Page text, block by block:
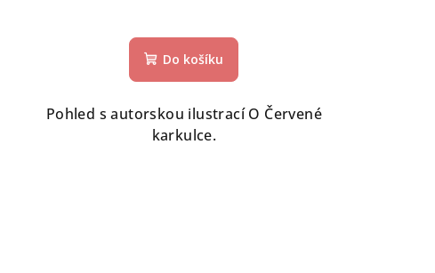
Do košíku
Pohled s autorskou ilustrací O Červené
karkulce.